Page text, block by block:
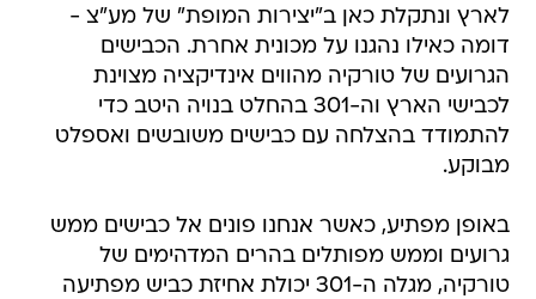
לארץ ונתקלת כאן ב"יצירות המופת" של מע"צ -
דומה כאילו נהגנו על מכונית אחרת. הכבישים
הגרועים של טורקיה מהווים אינדיקציה מצוינת
לכבישי הארץ וה-301 בהחלט בנויה היטב כדי
להתמודד בהצלחה עם כבישים משובשים ואספלט
מבוקע.
באופן מפתיע, כאשר אנחנו פונים אל כבישים ממש
גרועים וממש מפותלים בהרים המדהימים של
טורקיה, מגלה ה-301 יכולת אחיזת כביש מפתיעה